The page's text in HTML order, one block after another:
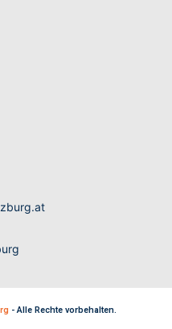
- Alle Rechte vorbehalten.